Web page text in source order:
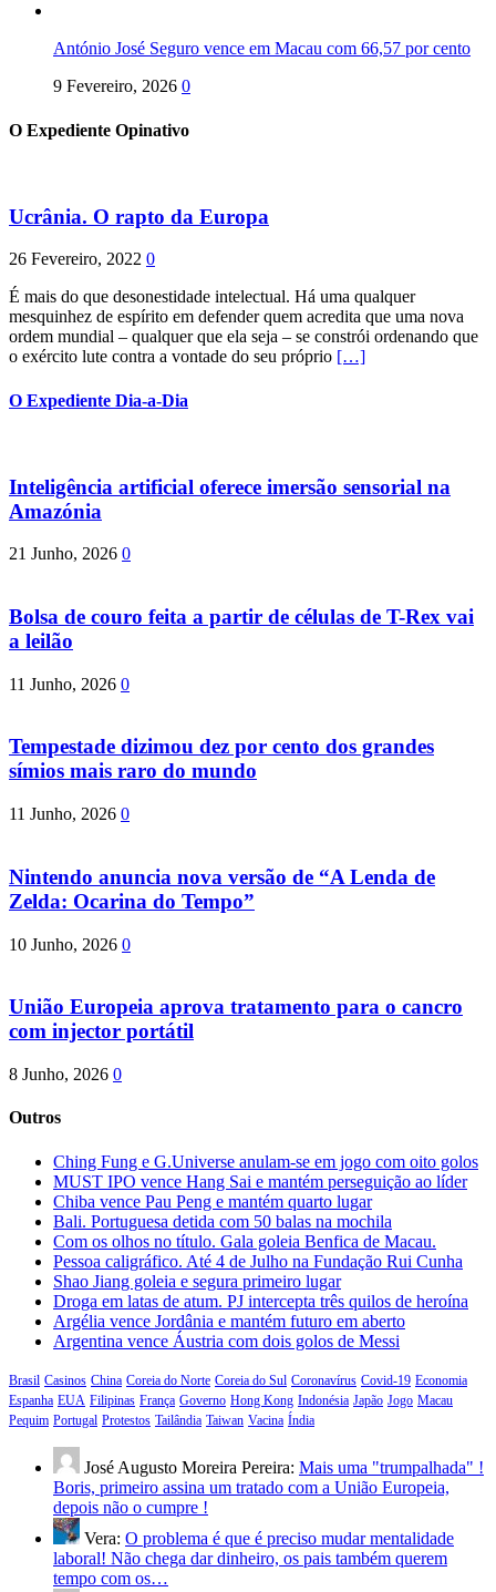
António José Seguro vence em Macau com 66,57 por cento
9 Fevereiro, 2026 0
O Expediente Opinativo
Ucrânia. O rapto da Europa
26 Fevereiro, 2022 0
É mais do que desonestidade intelectual. Há uma qualquer
mesquinhez de espírito em defender quem acredita que uma nova
ordem mundial – qualquer que ela seja – se constrói ordenando que
o exército lute contra a vontade do seu próprio […]
O Expediente Dia-a-Dia
Inteligência artificial oferece imersão sensorial na
Amazónia
21 Junho, 2026 0
Bolsa de couro feita a partir de células de T-Rex vai
a leilão
11 Junho, 2026 0
Tempestade dizimou dez por cento dos grandes
símios mais raro do mundo
11 Junho, 2026 0
Nintendo anuncia nova versão de “A Lenda de
Zelda: Ocarina do Tempo”
10 Junho, 2026 0
União Europeia aprova tratamento para o cancro
com injector portátil
8 Junho, 2026 0
Outros
Ching Fung e G.Universe anulam-se em jogo com oito golos
MUST IPO vence Hang Sai e mantém perseguição ao líder
Chiba vence Pau Peng e mantém quarto lugar
Bali. Portuguesa detida com 50 balas na mochila
Com os olhos no título. Gala goleia Benfica de Macau.
Pessoa caligráfico. Até 4 de Julho na Fundação Rui Cunha
Shao Jiang goleia e segura primeiro lugar
Droga em latas de atum. PJ intercepta três quilos de heroína
Argélia vence Jordânia e mantém futuro em aberto
Argentina vence Áustria com dois golos de Messi
Brasil Casinos China Coreia do Norte Coreia do Sul Coronavírus Covid-19 Economia
Espanha EUA Filipinas França Governo Hong Kong Indonésia Japão Jogo Macau
Pequim Portugal Protestos Tailândia Taiwan Vacina Índia
José Augusto Moreira Pereira: Mais uma "trumpalhada" !
Boris, primeiro assina um tratado com a União Europeia,
depois não o cumpre !
Vera: O problema é que é preciso mudar mentalidade
laboral! Não chega dar dinheiro, os pais também querem
tempo com os…